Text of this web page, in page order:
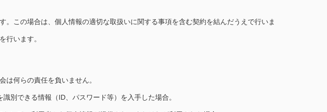
。この場合は、個人情報の適切な取扱いに関する事項を含む契約を結んだうえで行いま
行います。
は何らの責任を負いません。
別できる情報（ID、パスワード等）を入手した場合。